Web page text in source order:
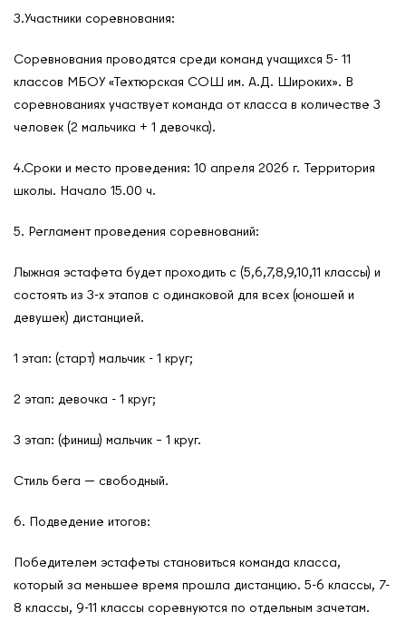
О нас
Мероприятия
САШ ЮНЕСКО в РФ
Новости
Международные дни
Кафедры ЮНЕСКО РФ
3.Участники соревнования:
Соревнования проводятся среди команд учащихся 5- 11
классов МБОУ «Техтюрская СОШ им. А.Д. Широких». В
соревнованиях участвует команда от класса в количестве 3
человек (2 мальчика + 1 девочка).
4.Сроки и место проведения: 10 апреля 2026 г. Территория
школы. Начало 15.00 ч.
5. Регламент проведения соревнований:
Лыжная эстафета будет проходить с (5,6,7,8,9,10,11 классы) и
состоять из 3-х этапов с одинаковой для всех (юношей и
девушек) дистанцией.
1 этап: (старт) мальчик - 1 круг;
2 этап: девочка - 1 круг;
3 этап: (финиш) мальчик – 1 круг.
Стиль бега — свободный.
6. Подведение итогов:
Победителем эстафеты становиться команда класса,
который за меньшее время прошла дистанцию. 5-6 классы, 7-
8 классы, 9-11 классы соревнуются по отдельным зачетам.